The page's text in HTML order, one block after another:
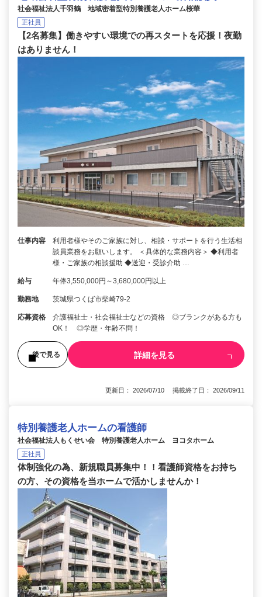
社会福祉法人千羽鶴 地域密着型特別養護老人ホーム桜華
正社員
【2名募集】働きやすい環境での再スタートを応援！夜勤
はありません！
仕事内容
利用者様やそのご家族に対し、相談・サポートを行う生活相
談員業務をお願いします。 ＜具体的な業務内容＞ ◆利用者
様・ご家族の相談援助 ◆送迎・受診介助 …
給与 年俸3,550,000円～3,680,000円以上
勤務地 茨城県つくば市柴崎79-2
応募資格
介護福祉士・社会福祉士などの資格 ◎ブランクがある方も
OK！ ◎学歴・年齢不問！
後で見る 詳細を見る
更新日： 2026/07/10 掲載終了日： 2026/09/11
特別養護老人ホームの看護師
社会福祉法人もくせい会 特別養護老人ホーム ヨコタホーム
正社員
体制強化の為、新規職員募集中！！看護師資格をお持ち
の方、その資格を当ホームで活かしませんか！